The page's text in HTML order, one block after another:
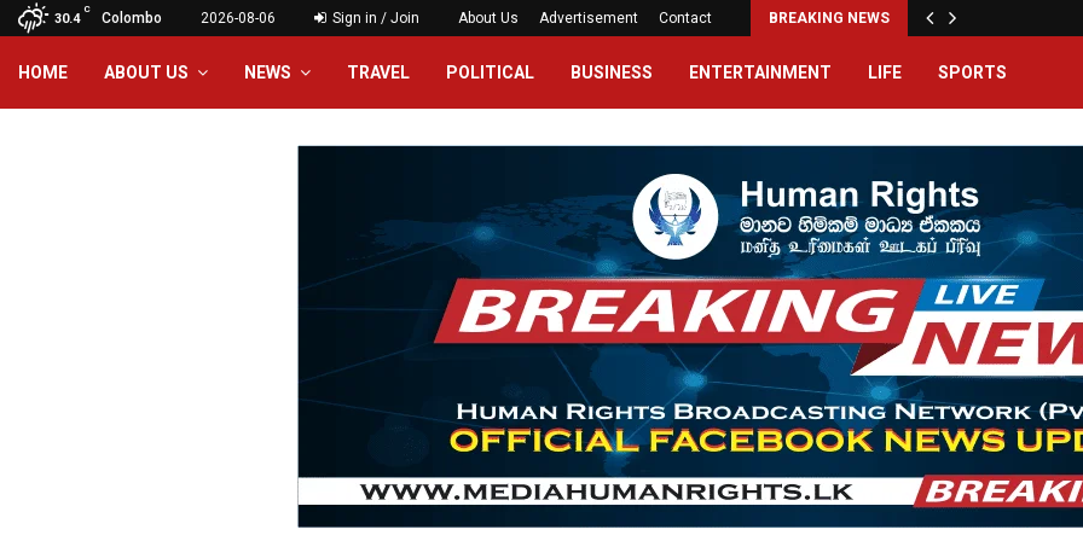
30.4
C
Colombo 2026-08-06 Sign in / Join About Us Advertisement Contact BREAKING NEWS
HOME ABOUT US NEWS TRAVEL POLITICAL BUSINESS ENTERTAINMENT LIFE SPORTS